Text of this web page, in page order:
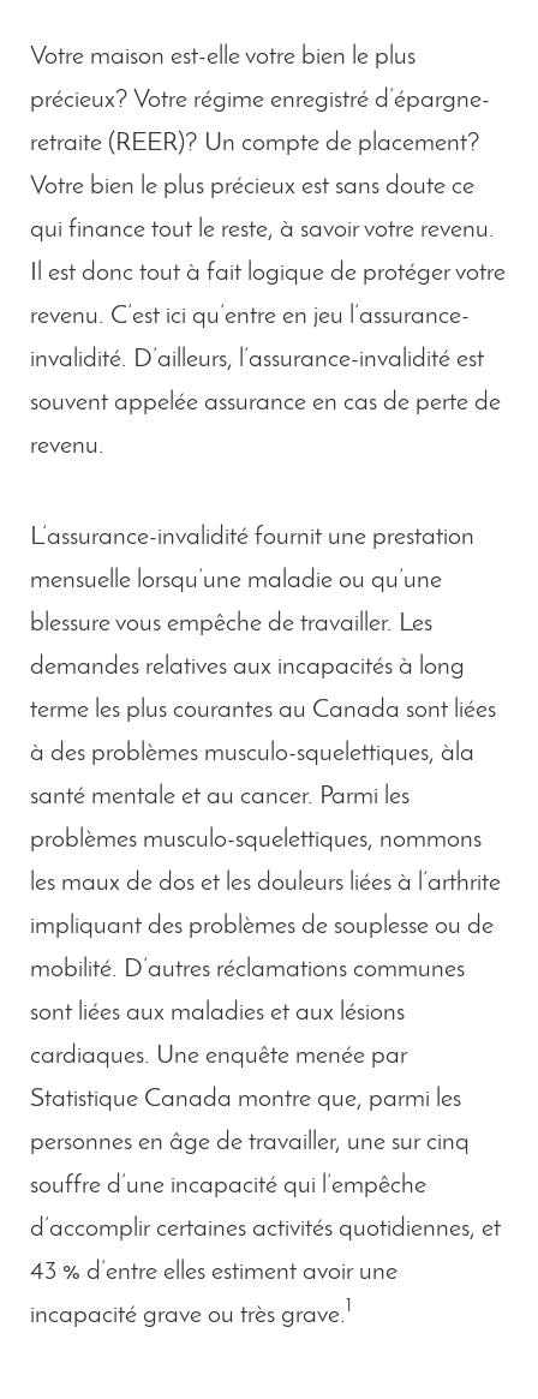
Votre maison est-elle votre bien le plus
précieux? Votre régime enregistré d’épargne-
retraite (REER)? Un compte de placement?
Votre bien le plus précieux est sans doute ce
qui finance tout le reste, à savoir votre revenu.
Il est donc tout à fait logique de protéger votre
revenu. C’est ici qu’entre en jeu l’assurance-
invalidité. D’ailleurs, l’assurance-invalidité est
souvent appelée assurance en cas de perte de
revenu.
L’assurance-invalidité fournit une prestation
mensuelle lorsqu’une maladie ou qu’une
blessure vous empêche de travailler. Les
demandes relatives aux incapacités à long
terme les plus courantes au Canada sont liées
à des problèmes musculo-squelettiques, àla
santé mentale et au cancer. Parmi les
problèmes musculo-squelettiques, nommons
les maux de dos et les douleurs liées à l’arthrite
impliquant des problèmes de souplesse ou de
mobilité. D’autres réclamations communes
sont liées aux maladies et aux lésions
cardiaques. Une enquête menée par
Statistique Canada montre que, parmi les
personnes en âge de travailler, une sur cinq
souffre d’une incapacité qui l’empêche
d’accomplir certaines activités quotidiennes, et
43 % d’entre elles estiment avoir une
incapacité grave ou très grave. 1